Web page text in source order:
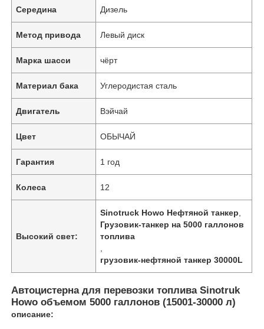
Продукция
О Компании
Наша фабрика
контроль качества
контактные данные
Отправить запрос
Середина Дизель
Метод привода Левый диск
Марка шасси чёрт
Материал бака Углеродистая сталь
Двигатель Вэйчай
Цвет ОБЫЧАЙ
Гарантия 1 год
Колеса 12
Высокий свет:
Sinotruck Howo Нефтяной танкер
Грузовик-танкер на 5000 галлонов
топлива
грузовик-нефтяной танкер 30000L
Автоцистерна для перевозки топлива Sinotruk
Howo объемом 5000 галлонов (15001-30000 л)
описание: